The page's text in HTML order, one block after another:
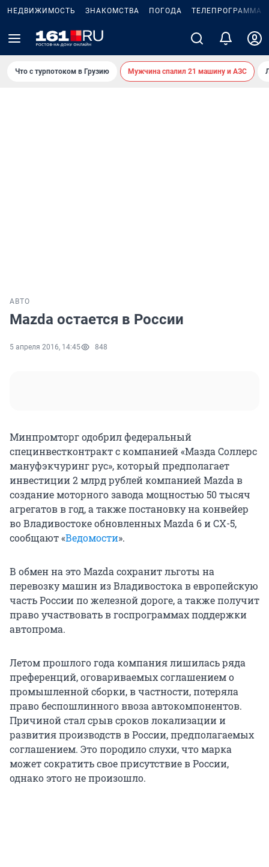
НЕДВИЖИМОСТЬ ЗНАКОМСТВА ПОГОДА ТЕЛЕПРОГРАММА
Что с турпотоком в Грузию Мужчина спалил 21 машину и АЗС
АВТО
Mazda остается в России
5 апреля 2016, 14:45 848
Минпромторг одобрил федеральный
специнвестконтракт с компанией «Мазда Соллерс
мануфэкчуринг рус», который предполагает
инвестиции 2 млрд рублей компанией Mazda в
создание моторного завода мощностью 50 тысяч
агрегатов в год, а также постановку на конвейер
во Владивостоке обновленных Mazda 6 и CX-5,
сообщают «Ведомости».
В обмен на это Mazda сохранит льготы на
перевозку машин из Владивостока в европейскую
часть России по железной дороге, а также получит
право участвовать в госпрограммах поддержки
автопрома.
Летом прошлого года компания лишилась ряда
преференций, оговариваемых соглашением о
промышленной сборки, в частности, потеряла
право беспошлинного ввоза автокомпонентов.
Причиной стал срыв сроков локализации и
развития производств в России, предполагаемых
соглашением. Это породило слухи, что марка
может сократить свое присутствие в России,
однако этого не произошло.